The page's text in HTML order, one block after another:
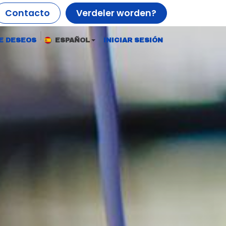
Contacto Verdeler worden?
DESEOS ESPAÑOL INICIAR SESIÓN